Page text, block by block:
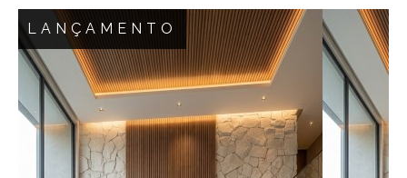
LANÇAMENTO